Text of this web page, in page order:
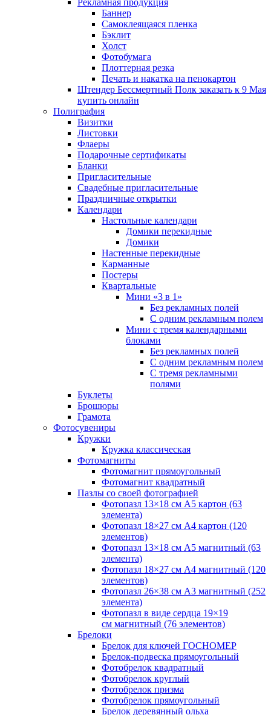
Баннер
Самоклеящаяся пленка
Бэклит
Холст
Фотобумага
Плоттерная резка
Печать и накатка на пенокартон
Штендер Бессмертный Полк заказать к 9 Мая
купить онлайн
Полиграфия
Визитки
Листовки
Флаеры
Подарочные сертификаты
Бланки
Пригласительные
Свадебные пригласительные
Праздничные открытки
Календари
Настольные календари
Домики перекидные
Домики
Настенные перекидные
Карманные
Постеры
Квартальные
Мини «3 в 1»
Без рекламных полей
С одним рекламным полем
Мини с тремя календарными
блоками
Без рекламных полей
С одним рекламным полем
С тремя рекламными
полями
Буклеты
Брошюры
Грамота
Фотосувениры
Кружки
Кружка классическая
Фотомагниты
Фотомагнит прямоугольный
Фотомагнит квадратный
Пазлы со своей фотографией
Фотопазл 13×18 см А5 картон (63
элемента)
Фотопазл 18×27 см А4 картон (120
элементов)
Фотопазл 13×18 см А5 магнитный (63
элемента)
Фотопазл 18×27 см А4 магнитный (120
элементов)
Фотопазл 26×38 см А3 магнитный (252
элемента)
Фотопазл в виде сердца 19×19
см магнитный (76 элементов)
Брелоки
Брелок для ключей ГОСНОМЕР
Брелок-подвеска прямоугольный
Фотобрелок квадратный
Фотобрелок круглый
Фотобрелок призма
Фотобрелок прямоугольный
Брелок деревянный ольха